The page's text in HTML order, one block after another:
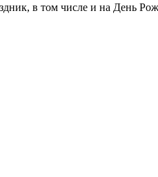
в том числе и на День